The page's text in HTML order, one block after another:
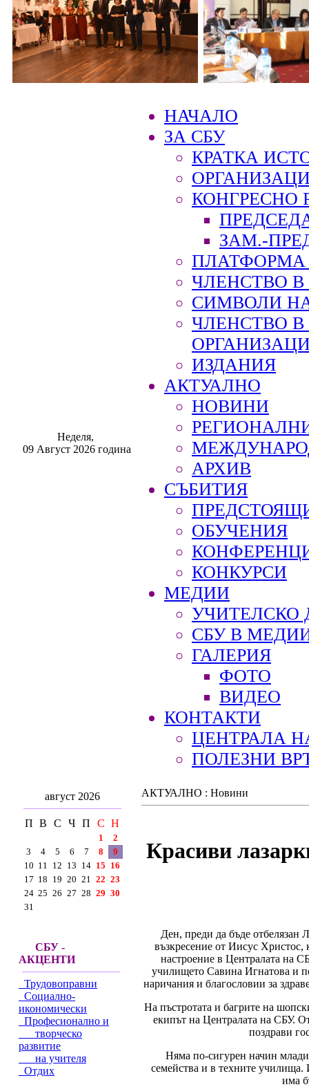
Неделя,
09 Август 2026 година
НАЧАЛО
ЗА СБУ
КРАТКА
КОНГРЕСНО
ЗАМ.-
ПЛАТФОРМА
ЧЛЕНСТВО В
СИМВОЛИ
ЧЛЕНСТВО
ИЗДАНИЯ
АКТУАЛНО
НОВИНИ
АРХИВ
СЪБИТИЯ
ОБУЧЕНИЯ
КОНКУРСИ
МЕДИИ
УЧИТЕЛСКО
СБУ В
ГАЛЕРИЯ
ФОТО
ВИДЕО
КОНТАКТИ
ЦЕНТРАЛА
ПОЛЕЗНИ
август 2026
П В С Ч П С Н
1
2
3
4 5 6 7 8
9
10 11 12 13 14 15 16
17 18 19 20 21 22 23
24 25 26 27 28 29 30
31
СБУ -
АКЦЕНТИ
Трудовоправни
Социално-
икономически
Професионално и
творческо
развитие
на учителя
Отдих
АКТУАЛНО : Новини
Красиви
Ден, преди да бъде отбелязан
възкресение от Иисус
настроение в Централата на
училището Савина Игнатова и
наричания и благословии за
На пъстротата и багрите на
екипът на Централата на СБУ.
поздрави
Няма по-сигурен начин
семейства и в техните училища.
има